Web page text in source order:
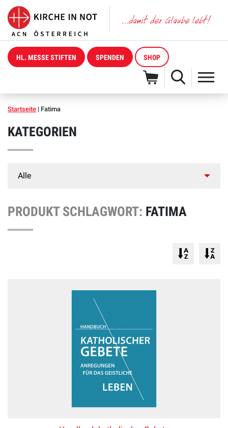
HL. MESSE STIFTEN SPENDEN SHOP
Startseite | Fatima
KATEGORIEN
PRODUKT SCHLAGWORT: FATIMA